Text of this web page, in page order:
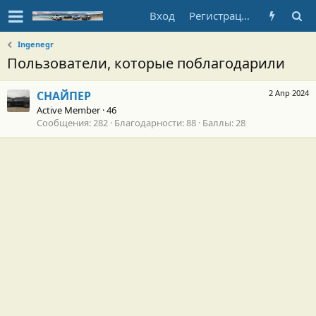
Вход Регистрация
Ingenegr
Пользователи, которые поблагодарили
2 Апр 2024
СНАЙПЕР
Active Member ·46
Сообщения 282 Благодарности 88 Баллы 28